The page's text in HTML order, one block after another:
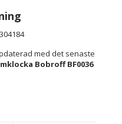
med det senaste
Bobroff BF0036